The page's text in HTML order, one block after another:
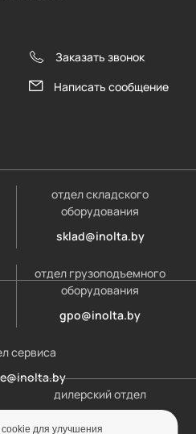
Заказать звонок
Написать сообщение
отдел складского
оборудования
sklad@inolta.by
отдел грузоподъемного
оборудования
gpo@inolta.by
сервиса
дилерский отдел
для улучшения